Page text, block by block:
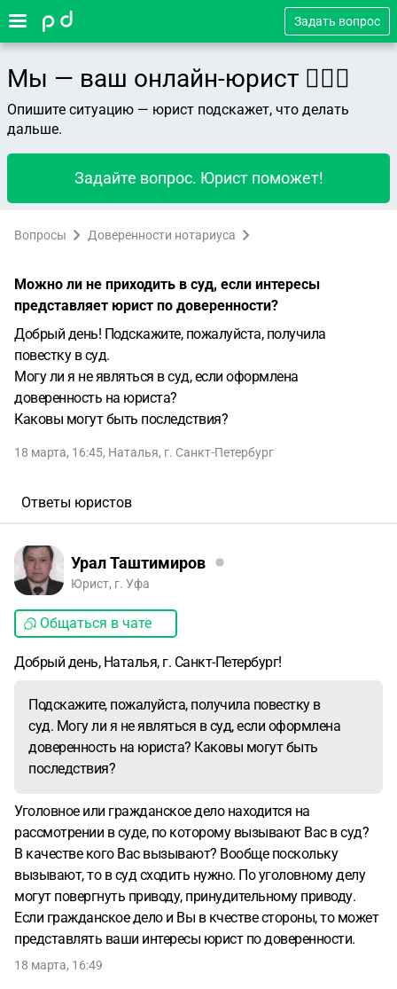
Задать вопрос
Мы — ваш онлайн-юрист 👨🏻‍⚖️
Опишите ситуацию — юрист подскажет, что делать
дальше.
Задайте вопрос. Юрист поможет!
Вопросы Доверенности нотариуса
Можно ли не приходить в суд, если интересы
представляет юрист по доверенности?
Добрый день! Подскажите, пожалуйста, получила
повестку в суд.
Могу ли я не являться в суд, если оформлена
доверенность на юриста?
Каковы могут быть последствия?
18 марта, 16:45, Наталья, г. Санкт-Петербург
Ответы юристов
Урал Таштимиров
Юрист, г. Уфа
Общаться в чате
Добрый день, Наталья, г. Санкт-Петербург!
Подскажите, пожалуйста, получила повестку в
суд. Могу ли я не являться в суд, если оформлена
доверенность на юриста? Каковы могут быть
последствия?
Уголовное или гражданское дело находится на
рассмотрении в суде, по которому вызывают Вас в суд?
В качестве кого Вас вызывают? Вообще поскольку
вызывают, то в суд сходить нужно. По уголовному делу
могут повергнуть приводу, принудительному приводу.
Если гражданское дело и Вы в кчестве стороны, то может
представлять ваши интересы юрист по доверенности.
18 марта, 16:49